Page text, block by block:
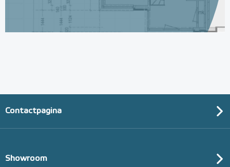
Geïsoleerde Noppenplaten
€ 148,00
Contactpagina
Showroom